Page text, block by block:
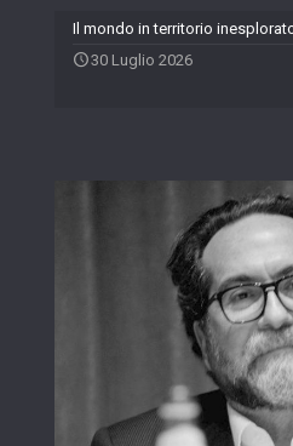
Il mondo in territorio
30 Luglio 2026